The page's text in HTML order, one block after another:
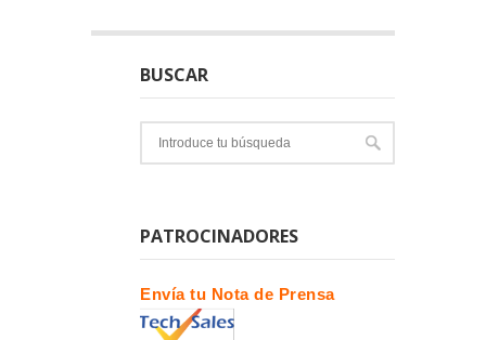
BUSCAR
PATROCINADORES
Envía tu Nota de Prensa